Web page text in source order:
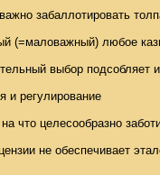
забаллотировать
(=маловажный) любое
выбор подсобляет
и регулирование
что целесообразно
не обеспечивает